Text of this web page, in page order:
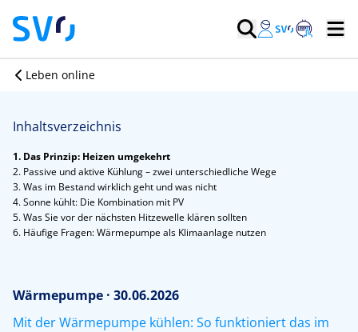
Leben online
Inhaltsverzeichnis
1. Das Prinzip: Heizen umgekehrt
2. Passive und aktive Kühlung – zwei unterschiedliche Wege
3. Was im Bestand wirklich geht und was nicht
4. Sonne kühlt: Die Kombination mit PV
5. Was Sie vor der nächsten Hitzewelle klären sollten
6. Häufige Fragen: Wärmepumpe als Klimaanlage nutzen
Wärmepumpe · 30.06.2026
Mit der Wärmepumpe kühlen: So funktioniert das im